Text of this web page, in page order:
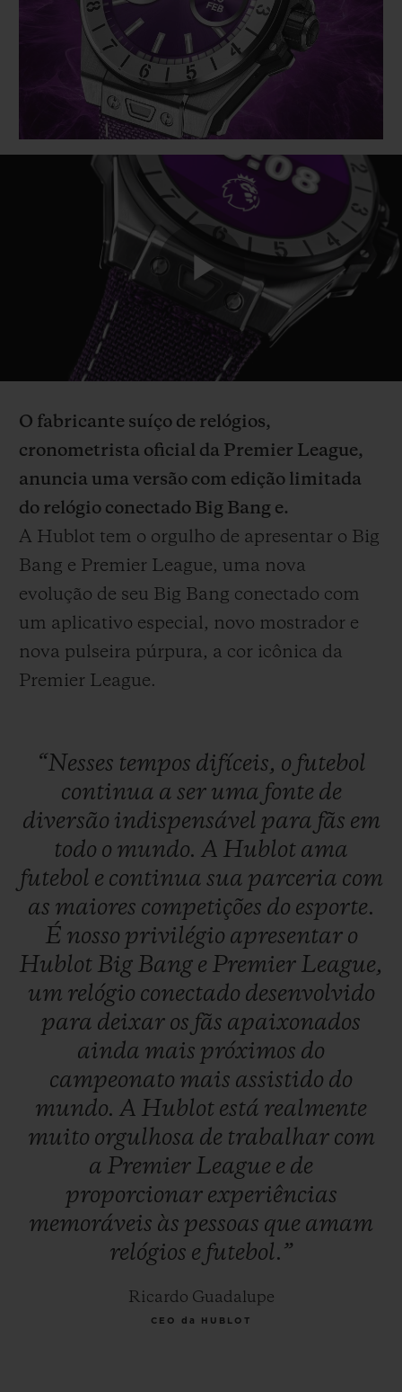
Play
O fabricante suíço de relógios,
cronometrista oficial da Premier League,
anuncia uma versão com edição limitada
do relógio conectado Big Bang e.
A Hublot tem o orgulho de apresentar o Big
Bang e Premier League, uma nova
evolução de seu Big Bang conectado com
um aplicativo especial, novo mostrador e
nova pulseira púrpura, a cor icônica da
Premier League.
“Nesses tempos difíceis, o futebol
continua a ser uma fonte de
diversão indispensável para fãs em
todo o mundo. A Hublot ama
futebol e continua sua parceria com
as maiores competições do esporte.
É nosso privilégio apresentar o
Hublot Big Bang e Premier League,
um relógio conectado desenvolvido
para deixar os fãs apaixonados
ainda mais próximos do
campeonato mais assistido do
mundo. A Hublot está realmente
muito orgulhosa de trabalhar com
a Premier League e de
proporcionar experiências
memoráveis às pessoas que amam
relógios e futebol.”
Ricardo Guadalupe
CEO da HUBLOT
BIG BANG
SUMMER MULTI-
COLORED CERAMIC
BIG BANG
PEACH CERAMIC
SERVIÇIOS EXCLUSIVOS
HUBLOTISTA E GARANTIA ESTENDIDA
ENTREGA PROGRAMADA
ENTREGA E DEVOLUÇÕES DE CORTESIA
PAGAMENTO SEGURO
CONTATO